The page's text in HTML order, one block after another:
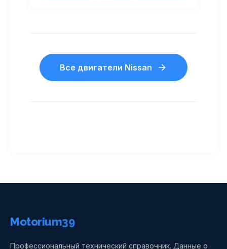
Все двигатели Nissan
Motorium39
Профессиональный технический справочник. Данные о